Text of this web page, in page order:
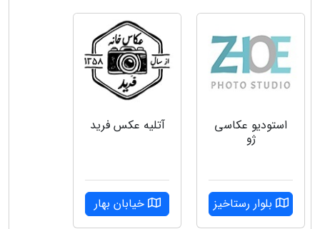
استودیو عکاسی
ژو
بلوار رستاخیز
آتلیه عکس فرید
خیابان بهار